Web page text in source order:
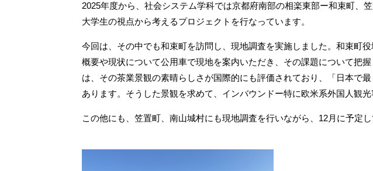
2025年度から、社会システム学科では京都府南部の相楽東部ー和束町、
大学生の視点から考えるプロジェクトを行なっています。
今回は、その中でも和束町を訪問し、現地調査を実施しました。和束町
概要や現状について公用車で現地を案内いただき、その課題について把
は、その茶業景観の素晴らしさが国際的にも評価されており、「日本で
あります。そうした景観を求めて、インバウンドー特に欧米系外国人観
この他にも、笠置町、南山城村にも現地調査を行いながら、12月に予定